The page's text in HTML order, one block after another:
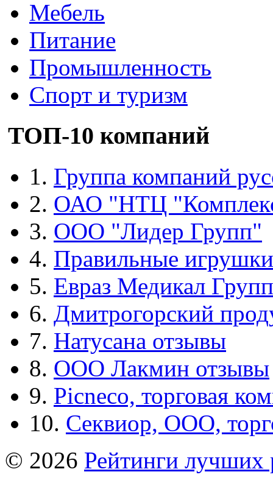
Мебель
Питание
Промышленность
Спорт и туризм
ТОП-10 компаний
1. Группа компаний
2. ОАО "НТЦ
3. ООО "Лидер Групп"
4. Правильные игрушки
5. Евраз Медикал Групп
6. Дмитрогорский
7. Натусана отзывы
8. ООО Лакмин отзывы
9. Picneco, торговая
10. Секвиор, ООО,
© 2026 Рейтинги лучших